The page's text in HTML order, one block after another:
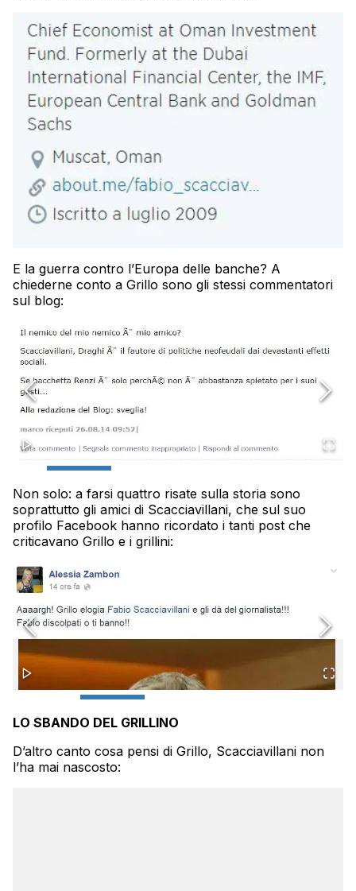
E la guerra contro l’Europa delle banche? A
chiederne conto a Grillo sono gli stessi commentatori
sul blog:
Non solo: a farsi quattro risate sulla storia sono
soprattutto gli amici di Scacciavillani, che sul suo
profilo Facebook hanno ricordato i tanti post che
criticavano Grillo e i grillini:
LO SBANDO DEL GRILLINO
D’altro canto cosa pensi di Grillo, Scacciavillani non
l’ha mai nascosto: